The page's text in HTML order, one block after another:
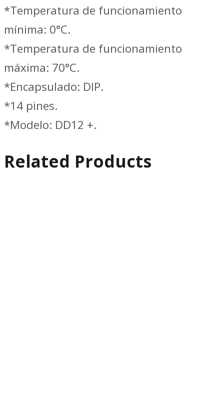
*Temperatura de funcionamiento
mínima: 0°C.
*Temperatura de funcionamiento
máxima: 70°C.
*Encapsulado: DIP.
*14 pines.
*Modelo: DD12 +.
Related Products